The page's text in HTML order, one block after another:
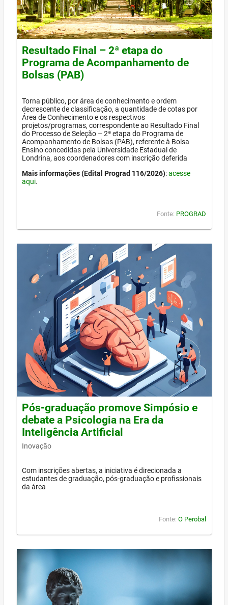
Resultado Final – 2ª etapa do
Programa de Acompanhamento de
Bolsas (PAB)
Torna público, por área de conhecimento e ordem
decrescente de classificação, a quantidade de cotas por
Área de Conhecimento e os respectivos
projetos/programas, correspondente ao Resultado Final
do Processo de Seleção – 2ª etapa do Programa de
Acompanhamento de Bolsas (PAB), referente à Bolsa
Ensino concedidas pela Universidade Estadual de
Londrina, aos coordenadores com inscrição deferida
Mais informações (Edital Prograd 116/2026):acesse
aqui.
Fonte: PROGRAD
Pós-graduação promove Simpósio e
debate a Psicologia na Era da
Inteligência Artificial
Inovação
Com inscrições abertas, a iniciativa é direcionada a
estudantes de graduação, pós-graduação e profissionais
da área
Fonte: O Perobal